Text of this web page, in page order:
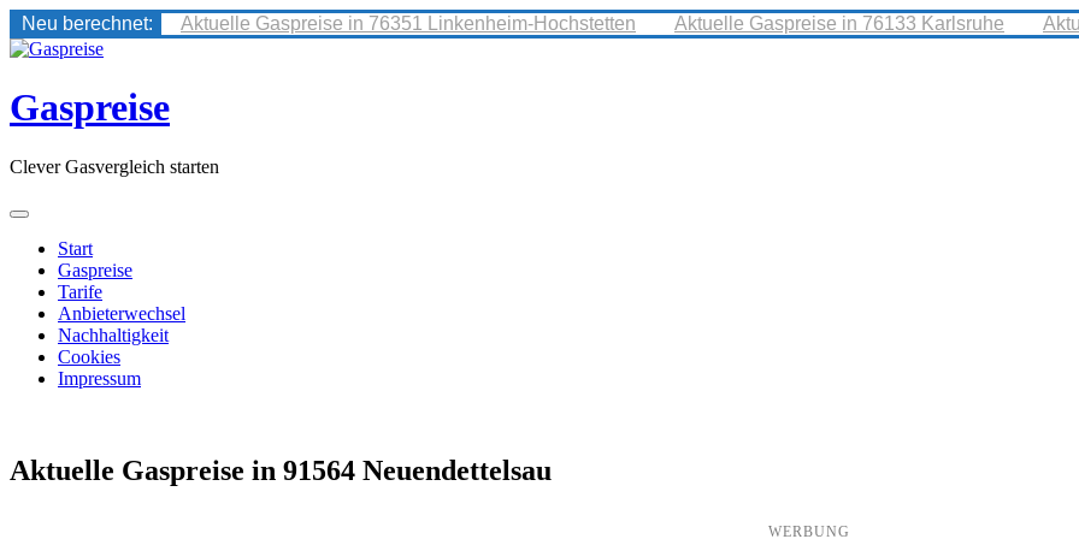
Neu berechnet: Aktuelle Gaspreise in 76351 Linkenheim-Hochstetten Aktuelle Gaspreise in 76133 Karlsruhe
Skip
content
Gaspreise
Clever Gasvergleich starten
Start
Gaspreise
Tarife
Anbieterwechsel
Nachhaltigkeit
Cookies
Impressum
Aktuelle Gaspreise in 91564 Neuendettelsau
WERBUNG